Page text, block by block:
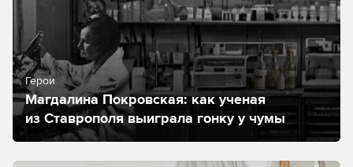
Герои
Магдалина Покровская: как ученая
из Ставрополя выиграла гонку у чумы